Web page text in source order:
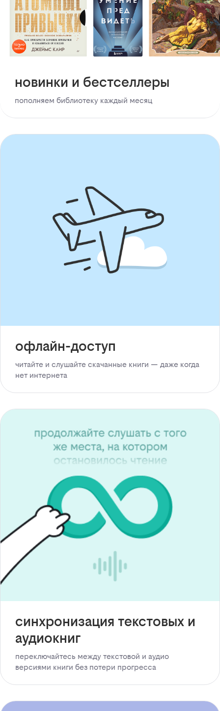
новинки и бестселлеры
пополняем библиотеку каждый месяц
офлайн-доступ
читайте и слушайте скачанные книги — даже когда
нет интернета
синхронизация текстовых и
аудиокниг
переключайтесь между текстовой и аудио
версиями книги без потери прогресса